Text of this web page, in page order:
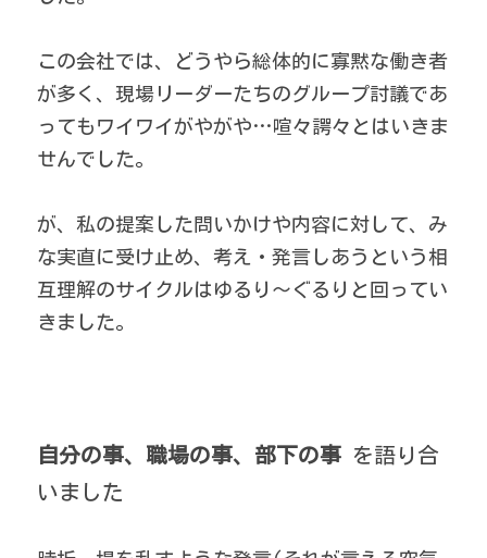
この会社では、どうやら総体的に寡黙な働き者
が多く、現場リーダーたちのグループ討議であ
ってもワイワイがやがや…喧々諤々とはいきま
せんでした。
が、私の提案した問いかけや内容に対して、み
な実直に受け止め、考え・発言しあうという相
互理解のサイクルはゆるり～ぐるりと回ってい
きました。
自分の事、職場の事、部下の事 を語り合
いました